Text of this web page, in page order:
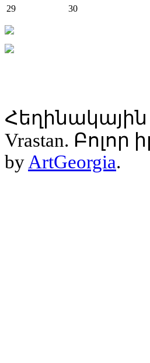
29
30
Հեղինակային
Vrastan.
by ArtGeorgia.